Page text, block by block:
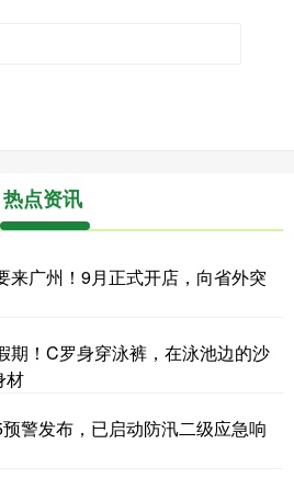
热点资讯
来广州！9月正式开店，向省外突
期！C罗身穿泳裤，在泳池边的沙
材
警发布，已启动防汛二级应急响